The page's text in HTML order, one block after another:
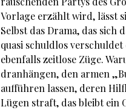
Vorlage erzählt wird, lässt
Selbst das Drama, das
quasi schuldlos
ebenfalls zeitlose Züge.
dranhängen, den armen
aufführen lassen, deren
Lügen straft, das bleibt ein